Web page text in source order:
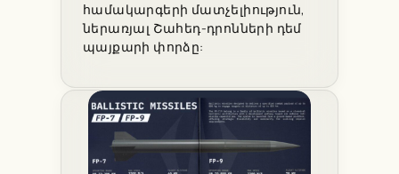
համակարգերի մատչելիություն,
ներառյալ Շահեդ-դրոնների դեմ
պայքարի փորձը: